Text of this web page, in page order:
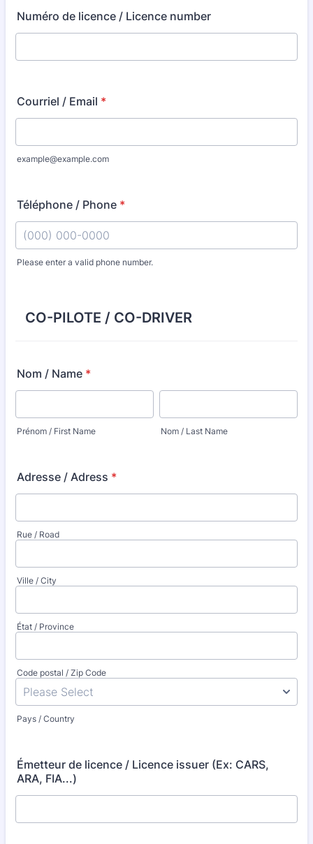
Numéro de licence / Licence number
Courriel / Email *
example@example.com
Téléphone / Phone *
Please enter a valid phone number.
CO-PILOTE / CO-DRIVER
Nom / Name *
Prénom / First Name Nom / Last Name
Adresse / Adress *
Rue / Road
Ville / City
État / Province
Code postal / Zip Code
Pays / Country
Émetteur de licence / Licence issuer (Ex: CARS,
ARA, FIA...)